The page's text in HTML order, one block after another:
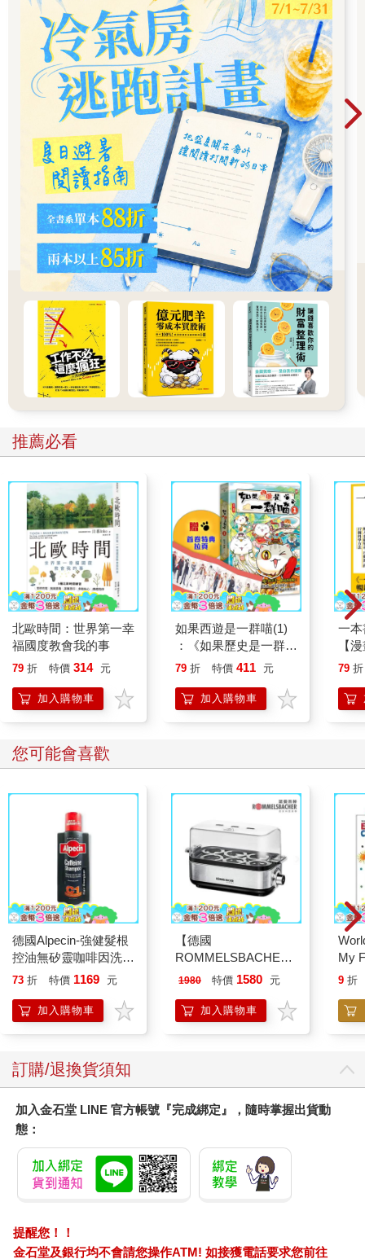
推薦必看
北歐時間：世界第一幸
福國度教會我的事
79 折 特價 314 元
加入購物車
如果西遊是一群喵(1)
：《如果歷史是一群
喵》作者最新力作，附
79 折 特價 411 元
加入購物車
一
【
行
「
學方
79 折
您可能會喜歡
德國Alpecin-強健髮根
控油無矽靈咖啡因洗髮
凝露375ml/瓶-C1強健
調理頭皮洗髮液/0矽靈
滋潤洗頭髮水/一般髮
73 折 特價 1169 元
加入購物車
【德國
ROMMELSBACHE諾
曼百赫】多功能煮蛋
ER600/ER-600
1980 特價 1580 元
加入購物車
My
9 折
訂購/退換貨須知
加入金石堂 LINE 官方帳號『完成綁定』，隨時掌握出貨動
態：
提醒您！！
金石堂及銀行均不會請您操作ATM! 如接獲電話要求您前往